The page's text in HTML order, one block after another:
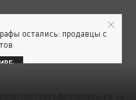
остались: продавцы с